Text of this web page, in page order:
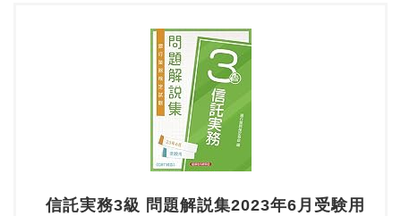
信託実務3級 問題解説集2023年6月受験用